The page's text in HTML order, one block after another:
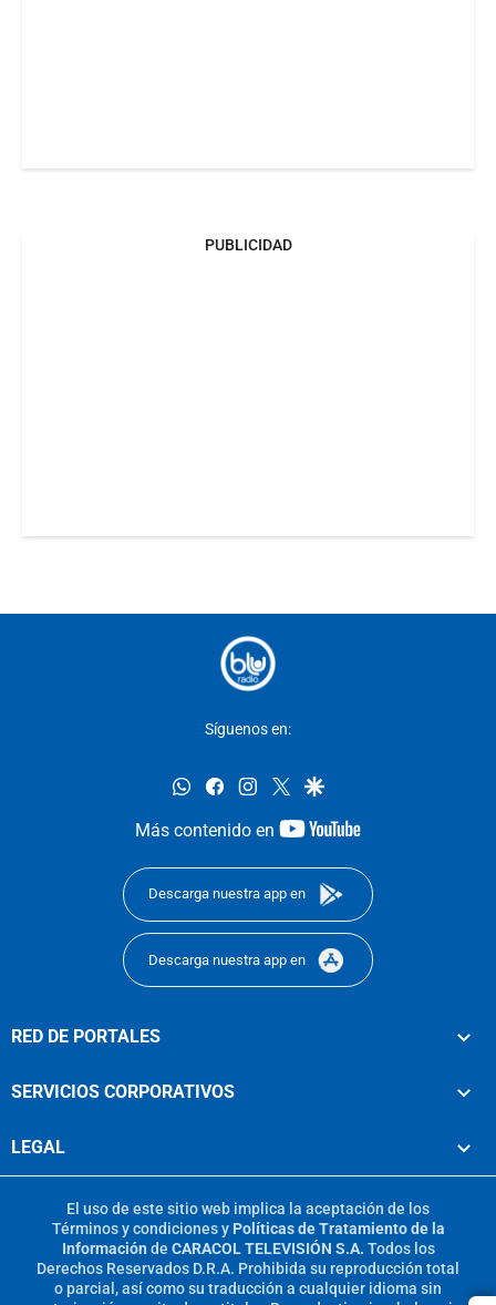
PUBLICIDAD
Síguenos en:
whatsappfacebookinstagram
twittergoogle
Más contenido en
youtube-
Descarga nuestra app en
Descarga nuestra app en
RED DE PORTALES
SERVICIOS CORPORATIVOS
LEGAL
El uso de este sitio web implica la aceptación de los
Términos y condicionesy Políticas de Tratamiento de la
Información de CARACOL TELEVISIÓN S.A. Todos los
Derechos Reservados D.R.A. Prohibida su reproducción total
o parcial, así como su traducción a cualquier idioma sin